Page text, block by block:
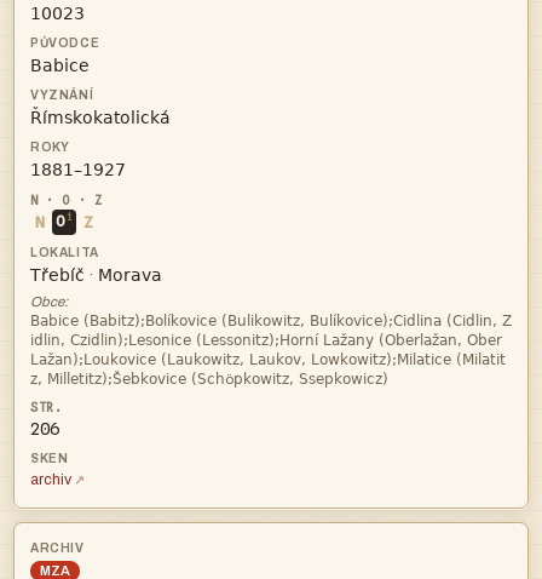




N O i Z
 · 
Obce:



ö
206
archiv
MZA